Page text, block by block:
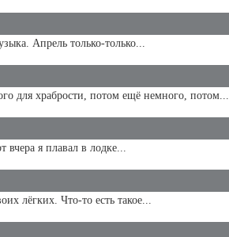
Апрель только-только...
для храбрости, потом ещё немного, потом...
вчера я плавал в лодке...
лёгких. Что-то есть такое...